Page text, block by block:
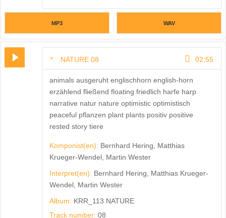
MP3 WAV
NATURE 08 02:55
animals ausgeruht englischhorn english-horn
erzählend fließend floating friedlich harfe harp
narrative natur nature optimistic optimistisch
peaceful pflanzen plant plants positiv positive
rested story tiere
Komponist(en): Bernhard Hering, Matthias
Krueger-Wendel, Martin Wester
Interpret(en): Bernhard Hering, Matthias Krueger-
Wendel, Martin Wester
Album: KRR_113 NATURE
Track number: 08